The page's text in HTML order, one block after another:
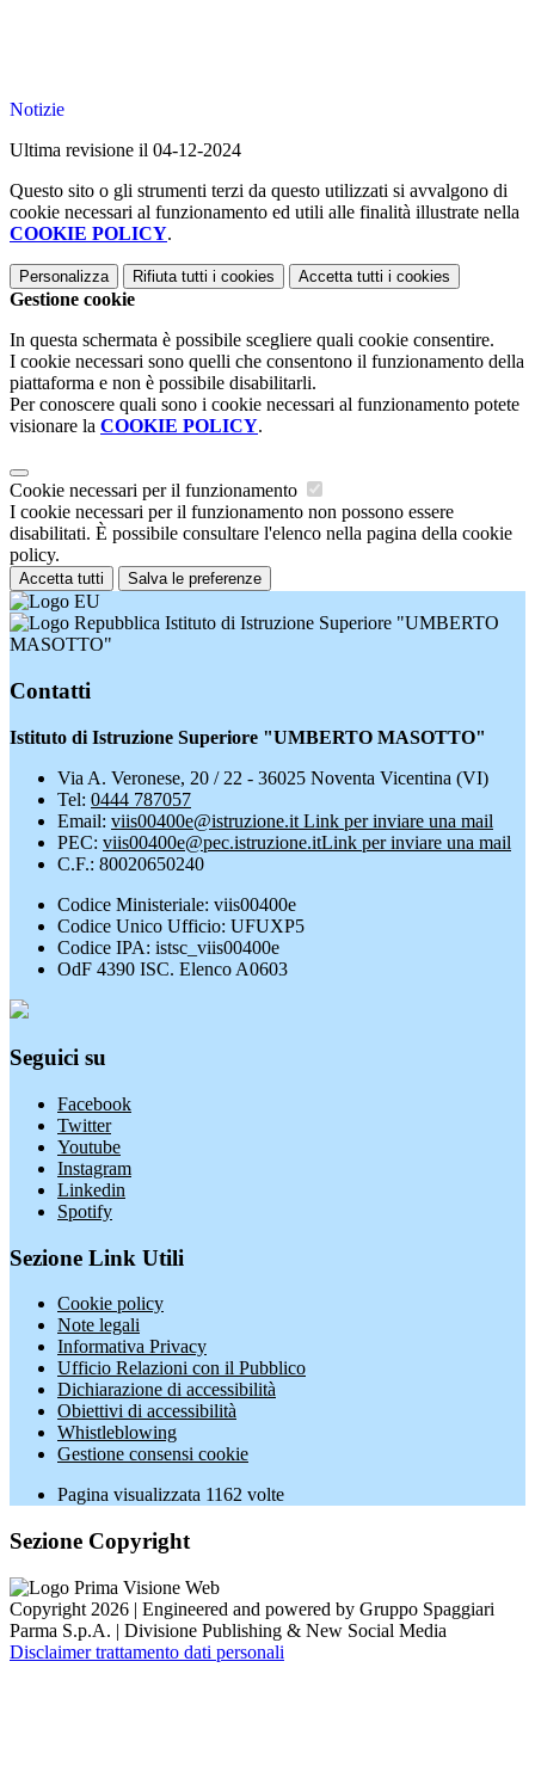
Notizie
Ultima revisione il 04-12-2024
Questo sito o gli strumenti terzi da questo utilizzati si avvalgono di
cookie necessari al funzionamento ed utili alle finalità illustrate nella
COOKIE POLICY.
Personalizza Rifiuta tutti i cookies Accetta tutti i cookies
Gestione cookie
In questa schermata è possibile scegliere quali cookie consentire.
I cookie necessari sono quelli che consentono il funzionamento della
piattaforma e non è possibile disabilitarli.
Per conoscere quali sono i cookie necessari al funzionamento potete
visionare la COOKIE POLICY.
Cookie necessari per il funzionamento
I cookie necessari per il funzionamento non possono essere
disabilitati. È possibile consultare l'elenco nella pagina della cookie
policy.
Accetta tutti Salva le preferenze
Istituto di Istruzione Superiore "UMBERTO
MASOTTO"
Contatti
Istituto di Istruzione Superiore "UMBERTO MASOTTO"
Via A. Veronese, 20 / 22 - 36025 Noventa Vicentina (VI)
Tel: 0444 787057
Email: viis00400e@istruzione.it Link per inviare una mail
PEC: viis00400e@pec.istruzione.itLink per inviare una mail
C.F.: 80020650240
Codice Ministeriale: viis00400e
Codice Unico Ufficio: UFUXP5
Codice IPA: istsc_viis00400e
OdF 4390 ISC. Elenco A0603
Seguici su
Facebook
Twitter
Youtube
Instagram
Linkedin
Spotify
Sezione Link Utili
Cookie policy
Note legali
Informativa Privacy
Ufficio Relazioni con il Pubblico
Dichiarazione di accessibilità
Obiettivi di accessibilità
Whistleblowing
Gestione consensi cookie
Pagina visualizzata 1162 volte
Sezione Copyright
Copyright 2026 | Engineered and powered by Gruppo Spaggiari
Parma S.p.A. | Divisione Publishing & New Social Media
Disclaimer trattamento dati personali